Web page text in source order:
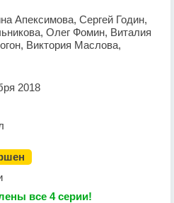
Апексимова, Сергей Годин,
Олег Фомин, Виталия
Виктория Маслова,
2018
все 4 серии!